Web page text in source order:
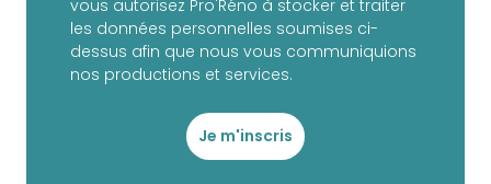
vous autorisez Pro'Réno à stocker et traiter
les données personnelles soumises ci-
dessus afin que nous vous communiquions
nos productions et services.
Je m'inscris